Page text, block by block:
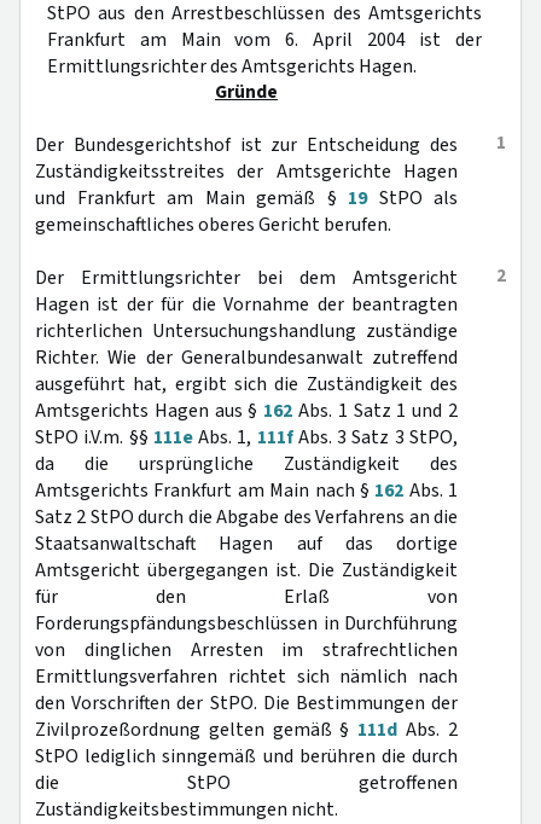
StPO aus den Arrestbeschlüssen des Amtsgerichts
Frankfurt am Main vom 6. April 2004 ist der
Ermittlungsrichter des Amtsgerichts Hagen.
Gründe
1
Der Bundesgerichtshof ist zur Entscheidung des
Zuständigkeitsstreites der Amtsgerichte Hagen
und Frankfurt am Main gemäß § 19StPO als
gemeinschaftliches oberes Gericht berufen.
2
Der Ermittlungsrichter bei dem Amtsgericht
Hagen ist der für die Vornahme der beantragten
richterlichen Untersuchungshandlung zuständige
Richter. Wie der Generalbundesanwalt zutreffend
ausgeführt hat, ergibt sich die Zuständigkeit des
Amtsgerichts Hagen aus § 162 Abs. 1 Satz 1 und 2
StPO i.V.m. §§ 111eAbs. 1, 111fAbs. 3 Satz 3 StPO,
da die ursprüngliche Zuständigkeit des
Amtsgerichts Frankfurt am Main nach § 162 Abs. 1
Satz 2 StPO durch die Abgabe des Verfahrens an die
Staatsanwaltschaft Hagen auf das dortige
Amtsgericht übergegangen ist. Die Zuständigkeit
für den Erlaß von
Forderungspfändungsbeschlüssen in Durchführung
von dinglichen Arresten im strafrechtlichen
Ermittlungsverfahren richtet sich nämlich nach
den Vorschriften der StPO. Die Bestimmungen der
Zivilprozeßordnung gelten gemäß § 111d Abs. 2
StPO lediglich sinngemäß und berühren die durch
die StPO getroffenen
Zuständigkeitsbestimmungen nicht.